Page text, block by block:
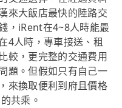
來大飯店最快的陸路交
，iRent在4~8人時能最
4人時，專車接送、租
較，更完整的交通費用
題。但假如只有自己一
來換取便利到府且價格
共乘。